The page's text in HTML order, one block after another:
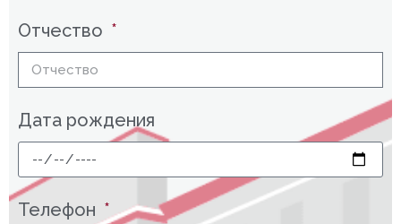
Отчество
Дата рождения
Телефон